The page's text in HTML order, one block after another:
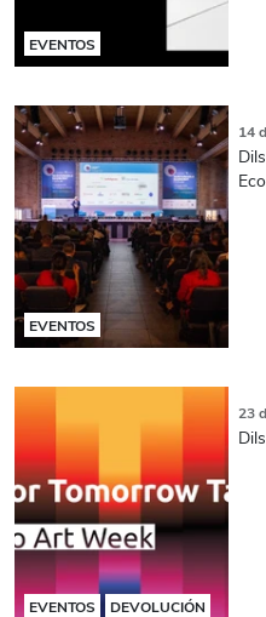
EVENTOS
EVENTOS
14
EVENTOS DEVOLUCIÓN
23